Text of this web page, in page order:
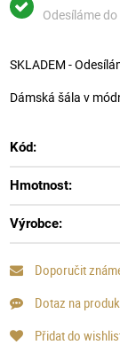
Odesíláme
SKLADEM -
Dámská šála v
Kód:
Hmotnost:
Výrobce:
Doporučit
Dotaz na
Přidat do